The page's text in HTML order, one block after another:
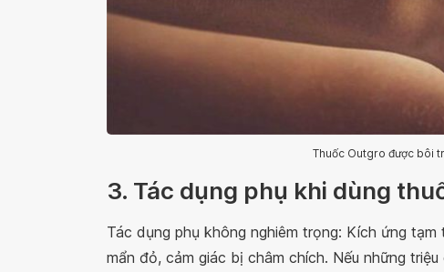
Thuốc Outgro được bôi
3. Tác dụng phụ khi dùng
Tác dụng phụ không nghiêm trọng: Kích ứng
mẩn đỏ, cảm giác bị châm chích. Nếu những